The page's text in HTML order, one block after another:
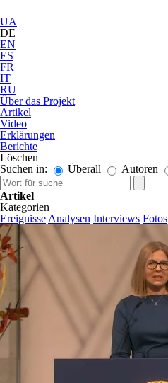
UA
DE
EN
ES
FR
IT
RU
Über das Projekt
Artikel
Video
Erklärungen
Berichte
Löschen
Suchen in:
Überall Autoren
Artikel
Kategorien
Ereignisse Analysen Interviews Fotos